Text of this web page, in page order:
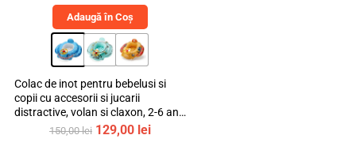
Adaugă în Coș
Colac de inot pentru bebelusi si
copii cu accesorii si jucarii
distractive, volan si claxon, 2-6 ani,
bebeLOGIC™
150,00lei Prețul
129,00 leiPrețul